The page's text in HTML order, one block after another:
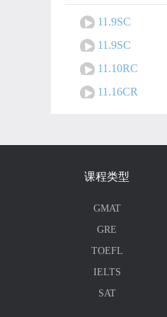
11.9SC
11.9SC
11.10RC
11.16CR
课程类型
GMAT
GRE
TOEFL
IELTS
SAT